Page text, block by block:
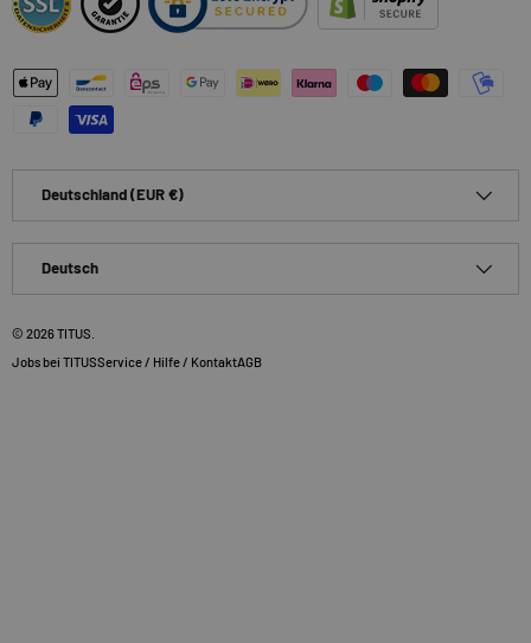
Zahlungsmethoden
Deutschland (EUR €)
Deutsch
© 2026TITUS
Jobs bei TITUSService / Hilfe / KontaktAGB